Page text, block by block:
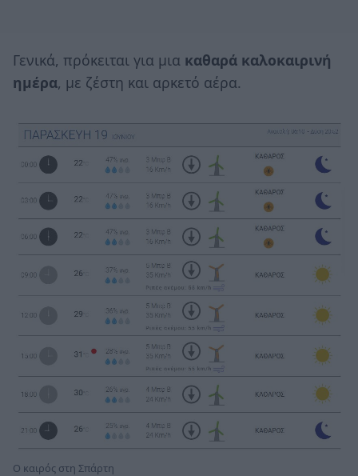
Γενικά, πρόκειται για μια καθαρά καλοκαιρινή
ημέρα, με ζέστη και αρκετό αέρα.
Ο καιρός στη Σπάρτη